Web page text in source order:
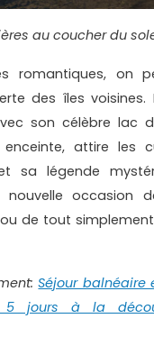
au coucher du
romantiques, on
des îles voisines.
son célèbre lac
attire les
sa légende
occasion
de tout
Séjour balnéaire
5 jours à la